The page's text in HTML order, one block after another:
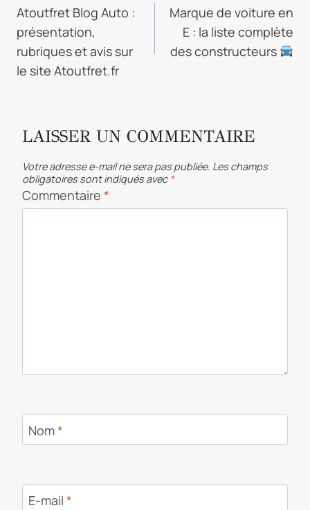
DE
L’ARTICLE
Atoutfret Blog Auto :
présentation,
rubriques et avis sur
le site Atoutfret.fr
Marque de voiture en
E : la liste complète
des constructeurs
LAISSER UN COMMENTAIRE
Votre adresse e-mail ne sera pas publiée. Les champs
obligatoires sont indiqués avec *
Commentaire *
Nom*
E-mail *